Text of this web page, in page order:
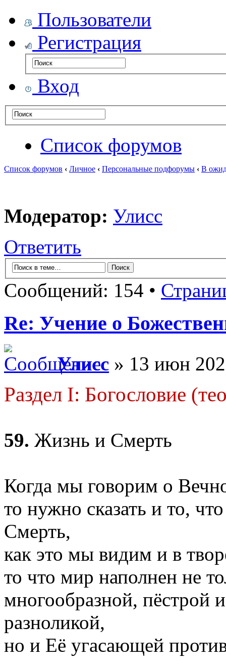
Пользователи
Регистрация
Вход
Список форумов
Список форумов ‹ Личное ‹ Персональные подфорумы ‹ В
Модератор: Улисс
Ответить
Сообщений: 154 •
Re: Учение о
Улисс » 13 июн
Раздел I: Богословие
59. Жизнь и Смерть
Когда мы говорим о
то нужно сказать и то,
Смерть,
как это мы видим и в
то что мир наполнен не
многообразной, пёстрой
разноликой,
но и Её угасающей